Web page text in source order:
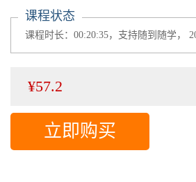
课程状态
课程时长：00:20:35，支持随到随学，
¥57.2
立即购买